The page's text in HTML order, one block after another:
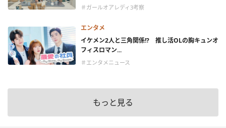
＃ガールオアレディ3考察
エンタメ
イケメン2人と三角関係!? 推し活OLの胸キュンオ
フィスロマン...
＃エンタメニュース
もっと見る